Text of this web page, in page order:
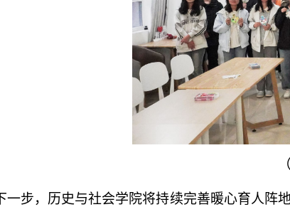
一步，历史与社会学院将持续完善暖心育人阵